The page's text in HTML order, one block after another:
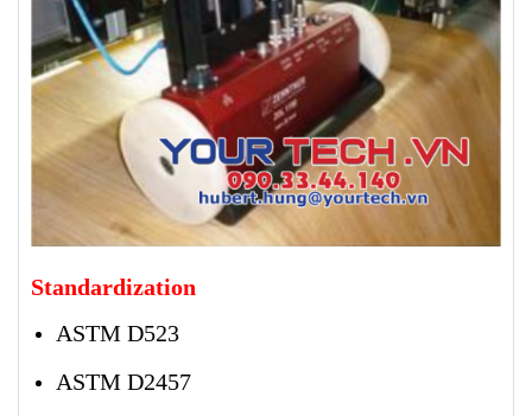
Standardization
ASTM D523
ASTM D2457